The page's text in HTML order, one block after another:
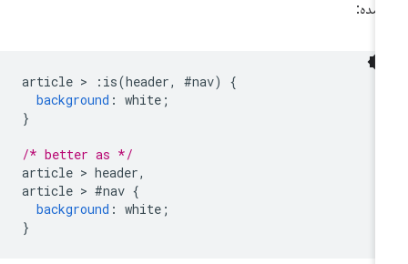
article > :is(header, #nav
background: white
/* better as */
article > header
article > # nav
background: white